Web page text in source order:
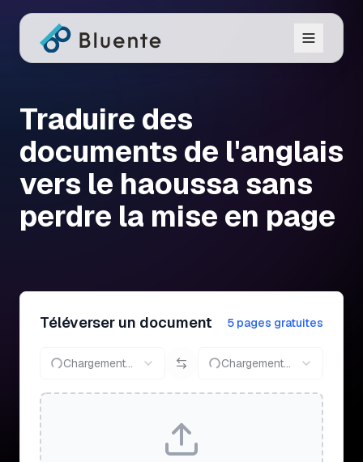
Traduire des
documents de l'anglais
vers le haoussa sans
perdre la mise en page
Téléverser un document 5 pages gratuites
Chargement... Chargement...